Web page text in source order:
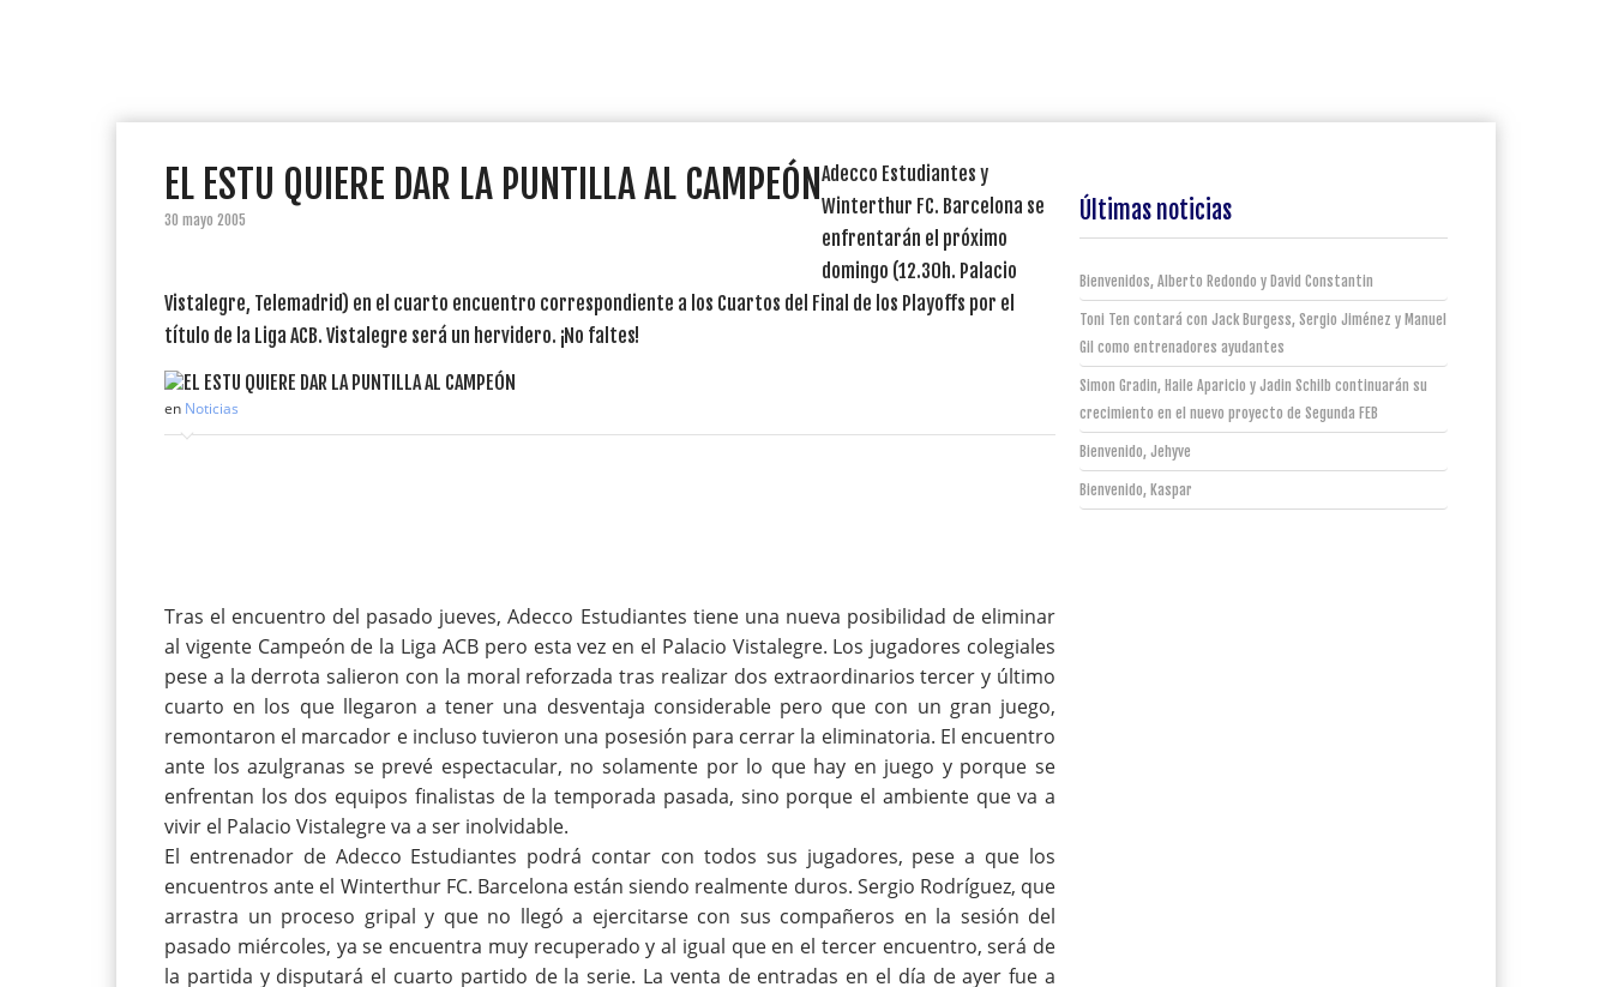
EL ESTU QUIERE DAR LA PUNTILLA AL CAMPEÓN
30 mayo 2005
Adecco Estudiantes y
Winterthur FC. Barcelona se
enfrentarán el próximo
domingo (12.30h. Palacio
Vistalegre, Telemadrid) en el cuarto encuentro correspondiente a los Cuartos del Final de los Playoffs por el
título de la Liga ACB. Vistalegre será un hervidero. ¡No faltes!
en Noticias
Tras el encuentro del pasado jueves, Adecco Estudiantes tiene una nueva posibilidad de eliminar
al vigente Campeón de la Liga ACB pero esta vez en el Palacio Vistalegre. Los jugadores colegiales
pese a la derrota salieron con la moral reforzada tras realizar dos extraordinarios tercer y último
cuarto en los que llegaron a tener una desventaja considerable pero que con un gran juego,
remontaron el marcador e incluso tuvieron una posesión para cerrar la eliminatoria. El encuentro
ante los azulgranas se prevé espectacular, no solamente por lo que hay en juego y porque se
enfrentan los dos equipos finalistas de la temporada pasada, sino porque el ambiente que va a
vivir el Palacio Vistalegre va a ser inolvidable.
El entrenador de Adecco Estudiantes podrá contar con todos sus jugadores, pese a que los
encuentros ante el Winterthur FC. Barcelona están siendo realmente duros. Sergio Rodríguez, que
arrastra un proceso gripal y que no llegó a ejercitarse con sus compañeros en la sesión del
pasado miércoles, ya se encuentra muy recuperado y al igual que en el tercer encuentro, será de
la partida y disputará el cuarto partido de la serie. La venta de entradas en el día de ayer fue a
Últimas noticias
Bienvenidos, Alberto Redondo y David Constantin
Toni Ten contará con Jack Burgess, Sergio Jiménez y Manuel
Gil como entrenadores ayudantes
Simon Gradin, Haile Aparicio y Jadin Schilb continuarán su
crecimiento en el nuevo proyecto de Segunda FEB
Bienvenido, Jehyve
Bienvenido, Kaspar